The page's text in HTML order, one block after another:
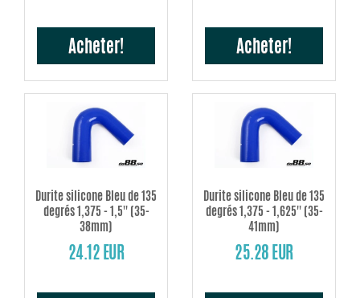
Acheter! Acheter!
Durite silicone Bleu de 135
degrés 1,375 - 1,5'' (35-
38mm)
24.12 EUR
Durite silicone Bleu de 135
degrés 1,375 - 1,625'' (35-
41mm)
25.28 EUR